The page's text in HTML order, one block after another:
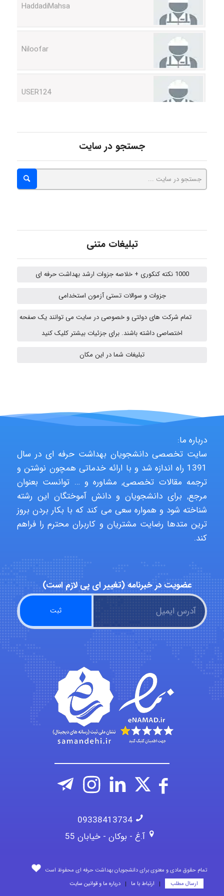
fatima
HaddadiMahsa
Niloofar
USER124
abolfazlkoshehe
abolfazlkoshehe
A.balandeh
fatima
جستجو در سایت
تبلیغات متنی
1000 نکته کنکوری + خلاصه جزوات ارشد بهداشت حرفه ای
جزوات و سوالات تستی آزمون استخدامی
تمام شرکت های دولتی و خصوصی در سایت می توانند یک صفحه
اختصاصی داشته باشند. برای جزئیات بیشتر کلیک کنید
تبلیغات شما در این مکان
درباره ما:
سایت تخصصی دانشجویان بهداشت حرفه ای در سال
1391 راه اندازه شد و با ارائه خدماتی همچون نوشتن و
ترجمه مقالات تخصصی, مشاوره و … توانست بعنوان
مرجع, برای دانشجویان و دانش آموختگان این رشته
شناخته شود و همواره سعی می کند که با بکار بردن بروز
ترین متدها رضایت مشتریان و کاربران محترم را فراهم
کند.
عضویت در خبرنامه (تغییر ای پی لازم است)
09338413734
آ.غ - بوکان - خیابان 55
تمام حقوق مادی و معنوی برای دانشجویان بهداشت حرفه ای محفوظ است
ارسال مطلب
ارتباط با ما درباره ما و قوانین سایت